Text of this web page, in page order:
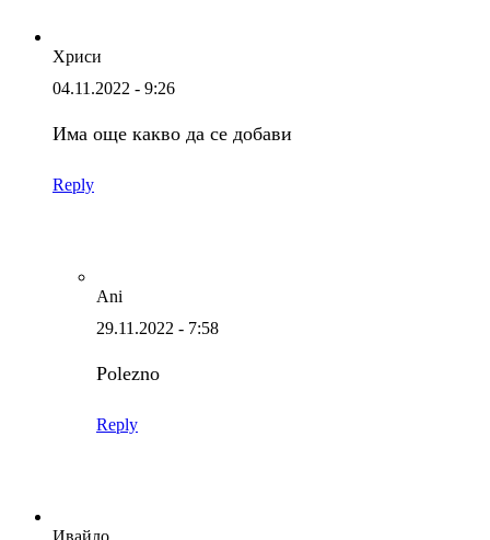
Хриси
04.11.2022 - 9:26
Има още какво да се добави
Reply
Ani
29.11.2022 - 7:58
Polezno
Reply